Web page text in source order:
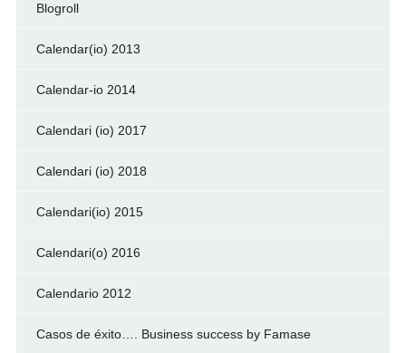
Blogroll
Calendar(io) 2013
Calendar-io 2014
Calendari (io) 2017
Calendari (io) 2018
Calendari(io) 2015
Calendari(o) 2016
Calendario 2012
Casos de éxito…. Business success by Famase